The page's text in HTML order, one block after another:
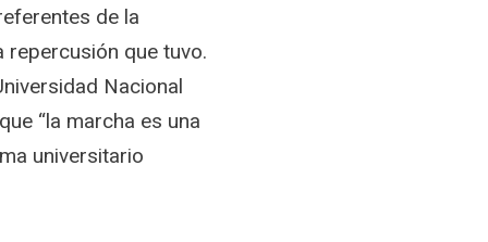
de la
que tuvo.
Nacional
“la marcha es una
universitario